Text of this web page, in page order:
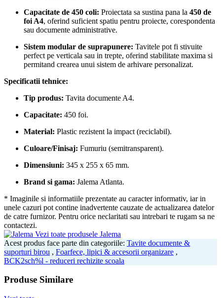
Capacitate de 450 coli: Proiectata sa sustina pana la 450 de
foi A4, oferind suficient spatiu pentru proiecte, corespondenta
sau documente administrative.
Sistem modular de suprapunere: Tavitele pot fi stivuite
perfect pe verticala sau in trepte, oferind stabilitate maxima si
permitand crearea unui sistem de arhivare personalizat.
Specificatii tehnice:
Tip produs: Tavita documente A4.
Capacitate: 450 foi.
Material: Plastic rezistent la impact (reciclabil).
Culoare/Finisaj: Fumuriu (semitransparent).
Dimensiuni: 345 x 255 x 65 mm.
Brand si gama: Jalema Atlanta.
* Imaginile si informatiile prezentate au caracter informativ, iar in
unele cazuri pot contine inadvertente cauzate de actualizarea datelor
de catre furnizor. Pentru orice neclaritati sau intrebari te rugam sa ne
contactezi.
Vezi toate produsele Jalema
Acest produs face parte din categoriile: Tavite documente &
suporturi birou , Foarfece, lipici & accesorii organizare ,
BCK2sch%l - reduceri rechizite scoala
Produse Similare